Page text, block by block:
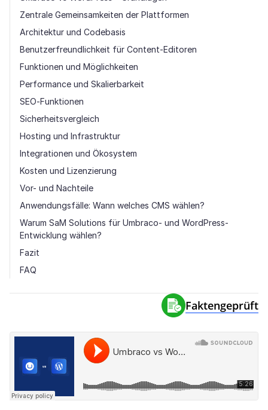
Zentrale Gemeinsamkeiten der Plattformen
Architektur und Codebasis
Benutzerfreundlichkeit für Content-Editoren
Funktionen und Möglichkeiten
Performance und Skalierbarkeit
SEO-Funktionen
Sicherheitsvergleich
Hosting und Infrastruktur
Integrationen und Ökosystem
Kosten und Lizenzierung
Vor- und Nachteile
Anwendungsfälle: Wann welches CMS wählen?
Warum SaM Solutions für Umbraco- und WordPress-
Entwicklung wählen?
Fazit
FAQ
Faktengeprüft